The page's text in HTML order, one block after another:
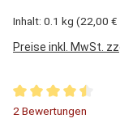
Inhalt: 0.1 kg (22,00 €
Preise inkl. MwSt.
Durchschnittliche
2 Bewertungen